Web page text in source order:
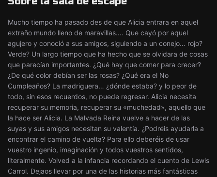
Mucho tiempo ha pasado des de que Alicia entrara en aquel
extraño mundo lleno de maravillas…. Que cayó por aquel
agujero y conoció a sus amigos, siguiendo a un conejo… rojo?
Verde? Un largo tiempo que ha hecho que se olvidara de cosas
que parecían importantes. ¿Qué hay que comer para crecer?
¿De qué color debían ser las rosas? ¿Qué era el No
Cumpleaños? La madriguera… ¿dónde estaba? y lo peor de
todo, sin esos recuerdos, no puede regresar. Alicia necesita
recuperar su memoria, recuperar su «muchedad», aquello que
la hace ser Alicia. La Malvada Reina vuelve a hacer de las
suyas y sus amigos necesitan su valentía. ¿Podréis ayudarla a
encontrar el camino de vuelta? Para ello deberéis de usar
vuestro ingenio, imaginación y todos vuestros sentidos,
literalmente. Volved a la infancia recordando el cuento de Lewis
Carrol. Dejaos llevar por una de las historias más fantásticas